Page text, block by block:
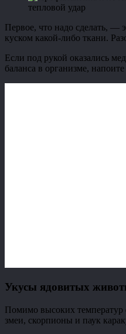
тепловой удар
Первое, что надо сделать, —
куском какой-либо ткани.
Если под рукой оказались
баланса в организме,
Укусы ядовитых
Помимо высоких температур
змеи, скорпионы и паук